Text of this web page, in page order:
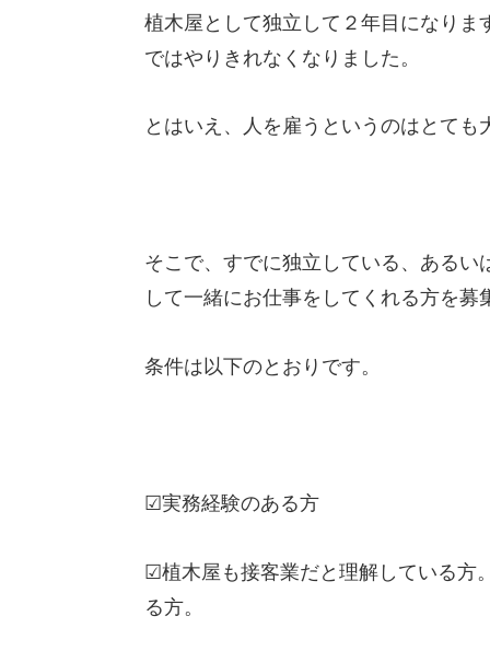
植木屋として独立して２年目になり
ではやりきれなくなりました。
とはいえ、人を雇うというのはとて
そこで、すでに独立している、ある
して一緒にお仕事をしてくれる方を募
条件は以下のとおりです。
☑実務経験のある方
☑植木屋も接客業だと理解している方
る方。